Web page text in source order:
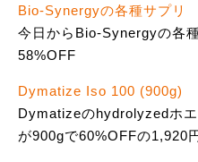
Bio-Synergyの各種サプリ
今日からBio-Synergyの各
58%OFF
Dymatize Iso 100 (900g)
Dymatizeのhydrolyzedホ
が900gで60%OFFの1,920